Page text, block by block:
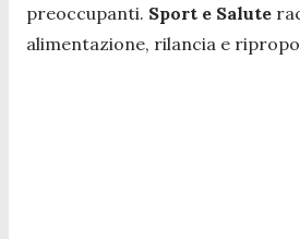
preoccupanti. Sport e Salute
alimentazione, rilancia e